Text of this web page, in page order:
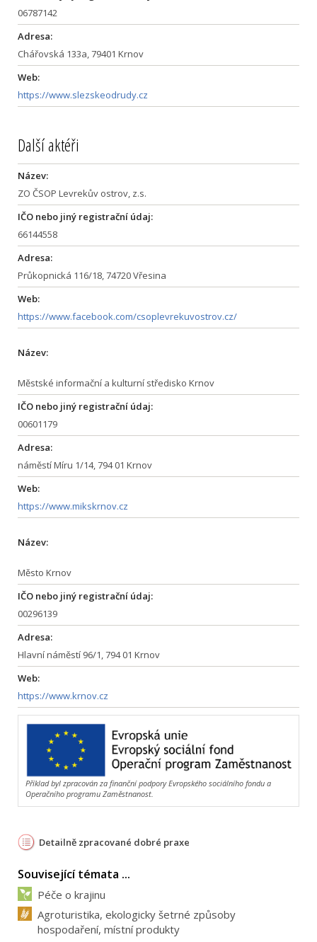
06787142
Adresa:
Chářovská 133a, 79401 Krnov
Web:
https://www.slezskeodrudy.cz
Další aktéři
Název:
ZO ČSOP Levrekův ostrov, z.s.
IČO nebo jiný registrační údaj:
66144558
Adresa:
Průkopnická 116/18, 74720 Vřesina
Web:
https://www.facebook.com/csoplevrekuvostrov.cz/
Název:
Městské informační a kulturní středisko Krnov
IČO nebo jiný registrační údaj:
00601179
Adresa:
náměstí Míru 1/14, 794 01 Krnov
Web:
https://www.mikskrnov.cz
Název:
Město Krnov
IČO nebo jiný registrační údaj:
00296139
Adresa:
Hlavní náměstí 96/1, 794 01 Krnov
Web:
https://www.krnov.cz
Příklad byl zpracován za finanční podpory Evropského sociálního fondu a
Operačního programu Zaměstnanost.
Detailně zpracované dobré praxe
Související témata ...
Péče o krajinu
Agroturistika, ekologicky šetrné způsoby
hospodaření, místní produkty